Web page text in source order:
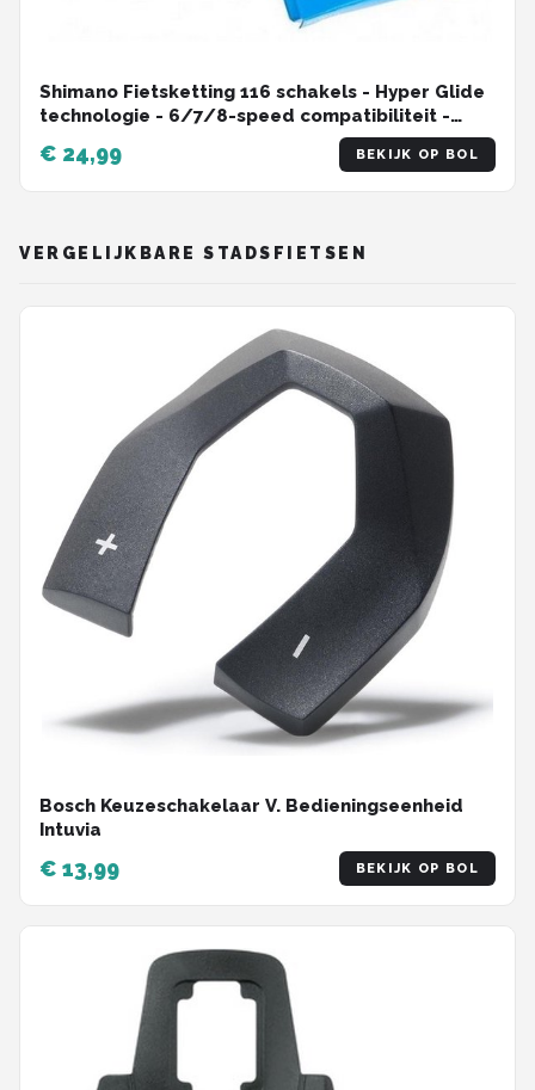
Shimano Fietsketting 116 schakels - Hyper Glide
technologie - 6/7/8-speed compatibiliteit -
€ 24,99 BEKIJK OP BOL
VERGELIJKBARE STADSFIETSEN
Bosch Keuzeschakelaar V. Bedieningseenheid
Intuvia
€ 13,99 BEKIJK OP BOL